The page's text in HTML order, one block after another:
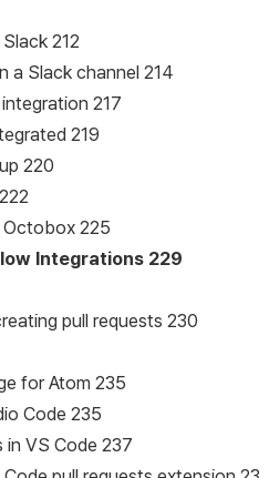
212
a Slack channel 214
217
219
220
225
Integrations 229
pull requests 230
for Atom 235
Code 235
VS Code 237